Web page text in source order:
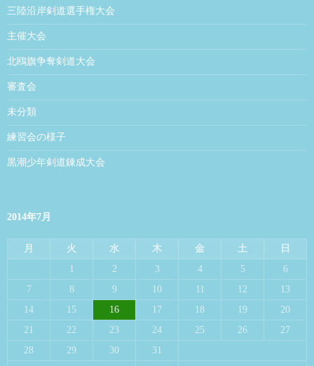
三陸沿岸剣道選手権大会
主催大会
北鴎旗争奪剣道大会
審査会
未分類
練習会の様子
黒潮少年剣道錬成大会
2014年7月
月 火 水 木 金 土 日
1 2 3 4 5
6
7
8 9 10 11 12
13
14
15 16 17 18 19
20
21
22 23 24 25 26
27
28
29 30 31